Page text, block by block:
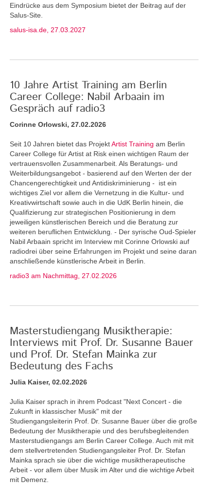
Eindrücke aus dem Symposium bietet der Beitrag auf der
Salus-Site.
salus-isa.de, 27.03.2027
10 Jahre Artist Training am Berlin
Career College: Nabil Arbaain im
Gespräch auf radio3
Corinne Orlowski, 27.02.2026
Seit 10 Jahren bietet das ProjektArtist Training am Berlin
Career College für Artist at Risk einen wichtigen Raum der
vertrauensvollen Zusammenarbeit. Als Beratungs- und
Weiterbildungsangebot - basierend auf den Werten der der
Chancengerechtigkeit und Antidiskriminierung - ist ein
wichtiges Ziel vor allem die Vernetzung in die Kultur- und
Kreativwirtschaft sowie auch in die UdK Berlin hinein, die
Qualifizierung zur strategischen Positionierung in dem
jeweiligen künstlerischen Bereich und die Beratung zur
weiteren beruflichen Entwicklung. - Der syrische Oud-Spieler
Nabil Arbaain spricht im Interview mit Corinne Orlowski auf
radiodrei über seine Erfahrungen im Projekt und seine daran
anschließende künstlerische Arbeit in Berlin.
radio3 am Nachmittag, 27.02.2026
Masterstudiengang Musiktherapie:
Interviews mit Prof. Dr. Susanne Bauer
und Prof. Dr. Stefan Mainka zur
Bedeutung des Fachs
Julia Kaiser, 02.02.2026
Julia Kaiser sprach in ihrem Podcast "Next Concert - die
Zukunft in klassischer Musik" mit der
Studiengangsleiterin Prof. Dr. Susanne Bauer über die große
Bedeutung der Musiktherapie und des berufsbegleitenden
Masterstudiengangs am Berlin Career College. Auch mit mit
dem stellvertretenden Studiengangsleiter Prof. Dr. Stefan
Mainka sprach sie über die wichtige musiktherapeutische
Arbeit - vor allem über Musik im Alter und die wichtige Arbeit
mit Demenz.